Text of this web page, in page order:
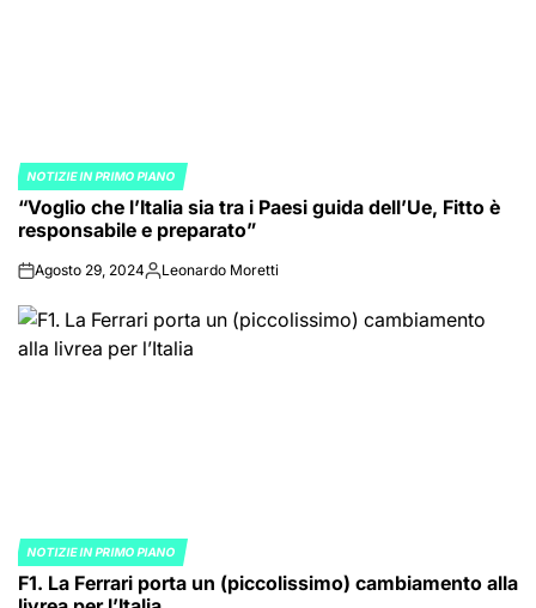
POSTED
IN
NOTIZIE IN PRIMO PIANO
“Voglio che l’Italia sia tra i Paesi guida dell’Ue, Fitto è
responsabile e preparato”
onAgosto 29, 2024Posted
Leonardo Moretti
POSTED
IN
NOTIZIE IN PRIMO PIANO
F1. La Ferrari porta un (piccolissimo) cambiamento alla